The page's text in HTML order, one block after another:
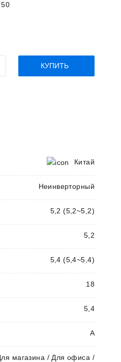
50
КУПИТЬ
Китай
Неинверторный
5,2 (5,2~5,2)
5,2
5,4 (5,4~5,4)
18
5,4
А
магазина / Для офиса /